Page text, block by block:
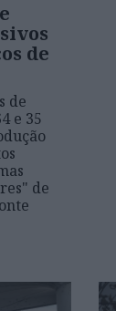
de
de
e 35
de